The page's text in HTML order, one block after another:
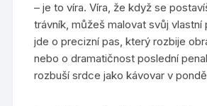
– je to víra. Víra, že když se
trávník, můžeš malovat svůj vlastní
jde o precizní pas, který rozbije
nebo o dramatičnost poslední
rozbuší srdce jako kávovar v